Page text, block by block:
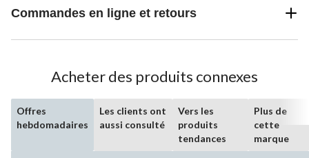
Commandes en ligne et retours
Acheter des produits connexes
Offres
hebdomadaires
Les clients ont
aussi consulté
Vers les
produits
tendances
Plus de
cette
marque